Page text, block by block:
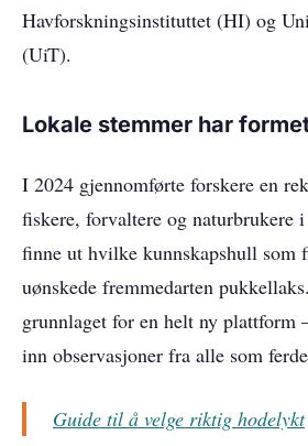
Havforskningsinstituttet (HI) og
(UiT).
Lokale stemmer har
I 2024 gjennomførte forskere en
fiskere, forvaltere og naturbrukere
finne ut hvilke kunnskapshull som
uønskede fremmedarten
grunnlaget for en helt ny plattform
inn observasjoner fra alle som
Guide til å velge riktig hodelykt